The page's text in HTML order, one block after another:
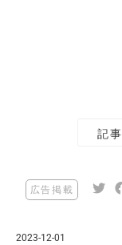
記事
広告掲載
2023-12-01